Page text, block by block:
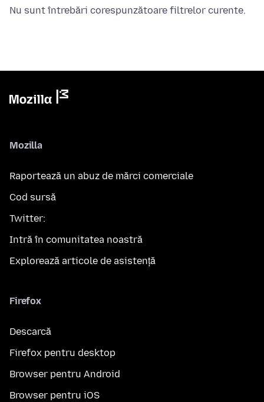
Nu sunt întrebări corespunzătoare filtrelor curente.
Mozilla
Raportează un abuz de mărci comerciale
Cod sursă
Twitter:
Intră în comunitatea noastră
Explorează articole de asistență
Firefox
Descarcă
Firefox pentru desktop
Browser pentru Android
Browser pentru iOS